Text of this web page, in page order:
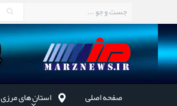
صفحه اصلی استان های مرزی